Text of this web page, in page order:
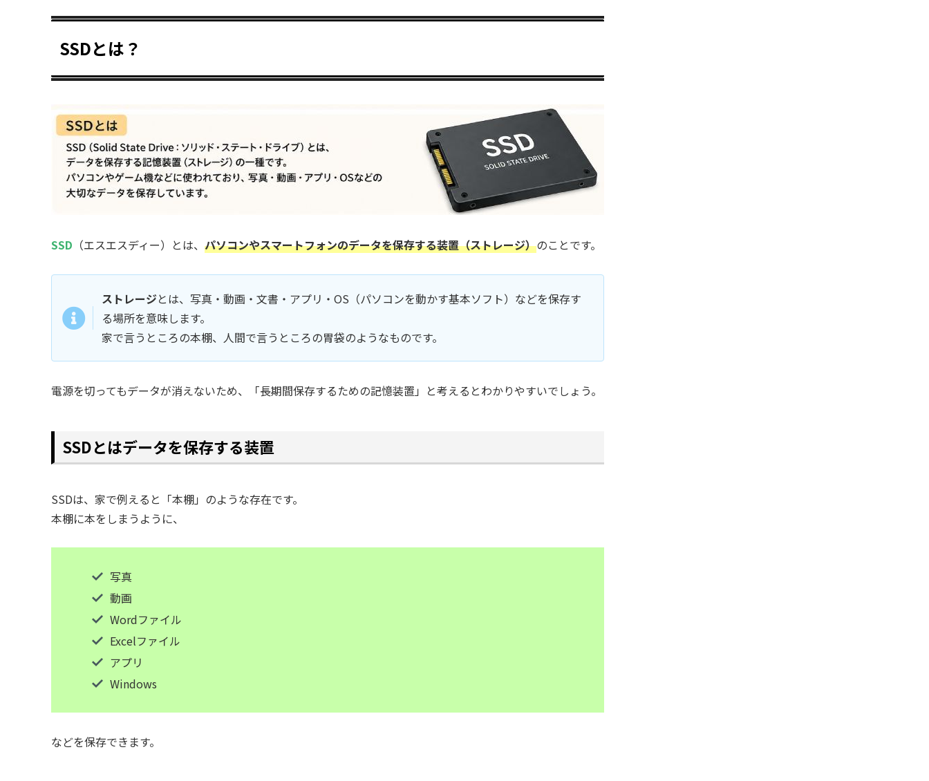
SSDとは？
SSD （エスエスディー）とは、 パソコンやスマートフォンのデータを保存する装置（ストレージ）のことです。
ストレージとは、写真・動画・文書・アプリ・OS（パソコンを動かす基本ソフト）などを保存す
る場所を意味します。
家で言うところの本棚、人間で言うところの胃袋のようなものです。
電源を切ってもデータが消えないため、「長期間保存するための記憶装置」と考えるとわかりやすいでしょう。
SSDとはデータを保存する装置
SSDは、家で例えると「本棚」のような存在です。
本棚に本をしまうように、
写真
動画
Wordファイル
Excelファイル
アプリ
Windows
などを保存できます。